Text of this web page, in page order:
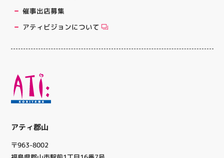
アティ郡山
〒963-8002
催事出店募集
アティビジョンについて